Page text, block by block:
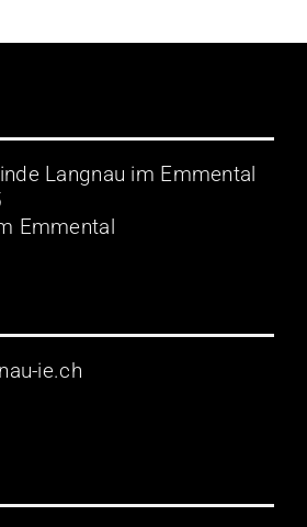
Langnau im Emmental
Emmental
ie.ch